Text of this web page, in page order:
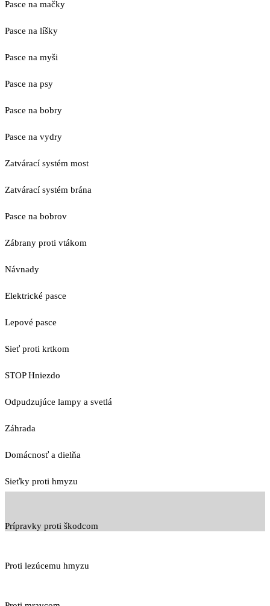
Pasce na mačky
Pasce na líšky
Pasce na myši
Pasce na psy
Pasce na bobry
Pasce na vydry
Zatvárací systém most
Zatvárací systém brána
Pasce na bobrov
Zábrany proti vtákom
Návnady
Elektrické pasce
Lepové pasce
Sieť proti krtkom
STOP Hniezdo
Odpudzujúce lampy a svetlá
Záhrada
Domácnosť a dielňa
Sieťky proti hmyzu
Prípravky proti škodcom
Proti lezúcemu hmyzu